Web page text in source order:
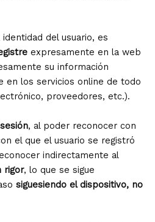
del usuario, es
expresamente en la web
su información
en los servicios online de todo
proveedores, etc.).
, al poder reconocer con
el que el usuario se registró
indirectamente al
rigor, lo que se sigue
siguesiendo el dispositivo, no